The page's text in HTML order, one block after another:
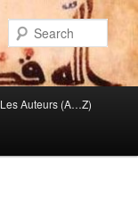
Les Auteurs (A…Z)